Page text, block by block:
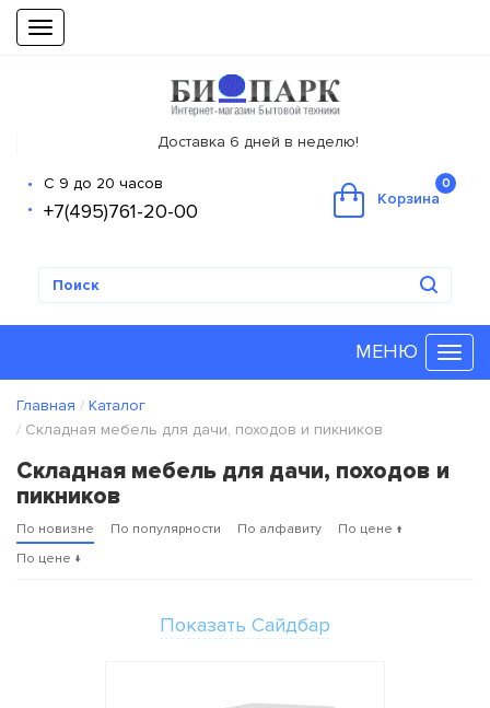
Toggle
navigation
Доставка 6 дней в неделю!
Корзина
0
С 9 до 20 часов
+7(495)761-20-00
МЕНЮ
Главная
Каталог
Складная мебель для дачи, походов и пикников
Складная мебель для дачи, походов и
пикников
По новизне По популярности По алфавиту
По цене ↑
По цене ↓
Показать Сайдбар